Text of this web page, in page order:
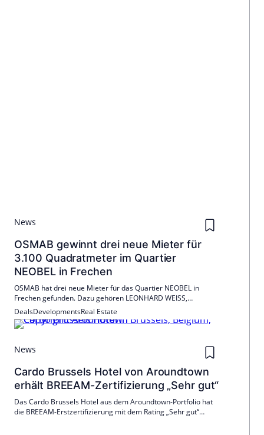
News
OSMAB gewinnt drei neue Mieter für
3.100 Quadratmeter im Quartier
NEOBEL in Frechen
OSMAB hat drei neue Mieter für das Quartier NEOBEL in
Frechen gefunden. Dazu gehören LEONHARD WEISS,
TransConnect und Industrie- und Werkschutz Mundt, die
moderne Büroflächen bezogen haben.
DealsDevelopmentsReal Estate
News
Cardo Brussels Hotel von Aroundtown
erhält BREEAM-Zertifizierung „Sehr gut“
Das Cardo Brussels Hotel aus dem Aroundtown-Portfolio hat
die BREEAM-Erstzertifizierung mit dem Rating „Sehr gut“